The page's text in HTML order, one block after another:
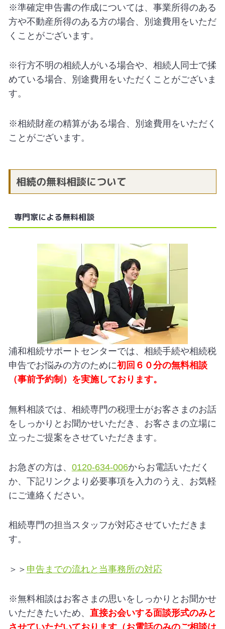
※準確定申告書の作成については、事業所得のある
方や不動産所得のある方の場合、別途費用をいただ
くことがございます。
※行方不明の相続人がいる場合や、相続人同士で揉
めている場合、別途費用をいただくことがございま
す。
※相続財産の精算がある場合、別途費用をいただく
ことがございます。
相続の無料相談について
専門家による無料相談
浦和相続サポートセンターでは、相続手続や相続税
申告でお悩みの方のために初回６０分の無料相談
（事前予約制）を実施しております。
無料相談では、相続専門の税理士がお客さまのお話
をしっかりとお聞かせいただき、お客さまの立場に
立ったご提案をさせていただきます。
お急ぎの方は、 0120-634-006からお電話いただく
か、下記リンクより必要事項を入力のうえ、お気軽
にご連絡ください。
相続専門の担当スタッフが対応させていただきま
す。
＞＞ 申告までの流れと当事務所の対応
※無料相談はお客さまの思いをしっかりとお聞かせ
いただきたいため、 直接お会いする面談形式のみと
させていただいております（お電話のみのご相談は